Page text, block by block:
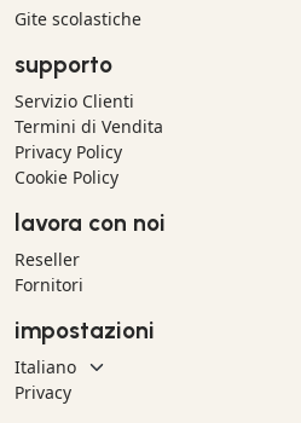
Gite scolastiche
supporto
Servizio Clienti
Termini di Vendita
Privacy Policy
Cookie Policy
lavora con noi
Reseller
Fornitori
impostazioni
Privacy